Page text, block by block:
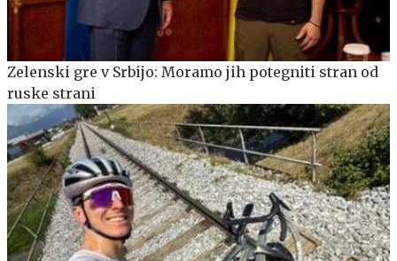
Zelenski gre v Srbijo: Moramo jih potegniti stran od
ruske strani